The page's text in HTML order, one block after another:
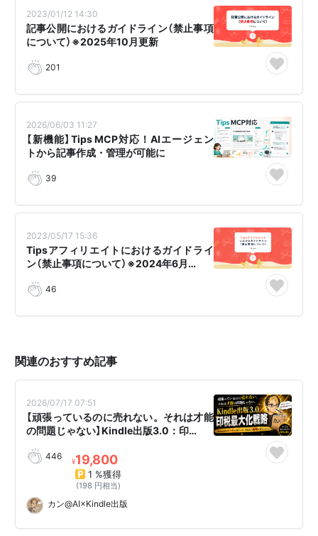
2023/01/12 14:30
記事公開におけるガイドライン（禁止事項
について）※2025年10月更新
201
2026/06/03 11:27
【新機能】Tips MCP対応！AIエージェン
トから記事作成・管理が可能に
39
2023/05/17 15:36
Tipsアフィリエイトにおけるガイドライ
ン（禁止事項について）※2024年6月…
46
関連のおすすめ記事
2026/07/17 07:51
【頑張っているのに売れない。それは才能
の問題じゃない】Kindle出版3.0：印…
446 ¥19,800
1 %獲得
(198 円相当)
カン@AI×Kindle出版